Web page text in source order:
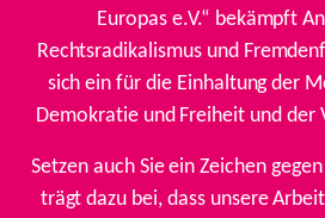
Europas e.V.“ bekämpft
Rechtsradikalismus und
sich ein für die Einhaltung der
Demokratie und Freiheit und der
Setzen auch Sie ein Zeichen
trägt dazu bei, dass unsere